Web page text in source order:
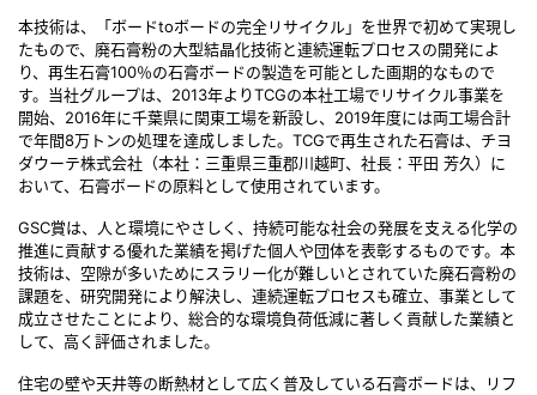
本技術は、「ボードtoボードの完全リサイクル」を世界で初めて実現し
たもので、廃石膏粉の大型結晶化技術と連続運転プロセスの開発によ
り、再生石膏100％の石膏ボードの製造を可能とした画期的なもので
す。当社グループは、2013年よりTCGの本社工場でリサイクル事業を
開始、2016年に千葉県に関東工場を新設し、2019年度には両工場合計
で年間8万トンの処理を達成しました。TCGで再生された石膏は、チヨ
ダウーテ株式会社（本社：三重県三重郡川越町、社長：平田 芳久）に
おいて、石膏ボードの原料として使用されています。
GSC賞は、人と環境にやさしく、持続可能な社会の発展を支える化学の
推進に貢献する優れた業績を掲げた個人や団体を表彰するものです。本
技術は、空隙が多いためにスラリー化が難しいとされていた廃石膏粉の
課題を、研究開発により解決し、連続運転プロセスも確立、事業として
成立させたことにより、総合的な環境負荷低減に著しく貢献した業績と
して、高く評価されました。
住宅の壁や天井等の断熱材として広く普及している石膏ボードは、リフ